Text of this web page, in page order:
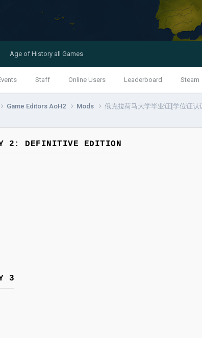
Staff Online Users Leaderboard Steam
Age of History all Games
Game Editors AoH2 Mods 俄克拉荷马大学毕业证[学位证认
2: DEFINITIVE EDITION
3